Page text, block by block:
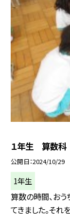
１年生 算数科
公開日 2024/10/29
1年生
算数の時間、お
てきました。それ